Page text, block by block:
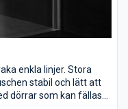
enkla linjer. Stora
stabil och lätt att
dörrar som kan fällas